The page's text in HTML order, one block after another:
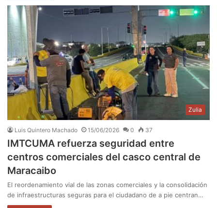
Zulia
Luis Quintero Machado 15/06/2026 0 37
IMTCUMA refuerza seguridad entre
centros comerciales del casco central de
Maracaibo
El reordenamiento vial de las zonas comerciales y la consolidación
de infraestructuras seguras para el ciudadano de a pie centran…